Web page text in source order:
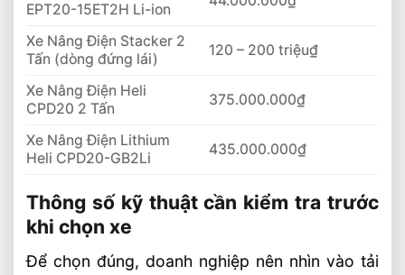
EPT20-15ET2H Li-ion
Xe Nâng Điện Stacker 2
Tấn (dòng đứng lái)
120 – 200 triệu₫
Xe Nâng Điện Heli
CPD20 2 Tấn
375.000.000₫
Xe Nâng Điện Lithium
Heli CPD20-GB2Li
435.000.000₫
Thông số kỹ thuật cần kiểm tra trước
khi chọn xe
Để chọn đúng, doanh nghiệp nên nhìn vào tải